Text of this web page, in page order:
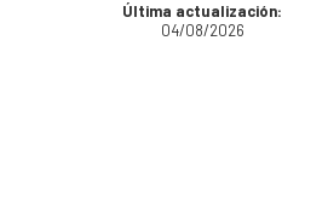
Última actualización:
04/08/2026